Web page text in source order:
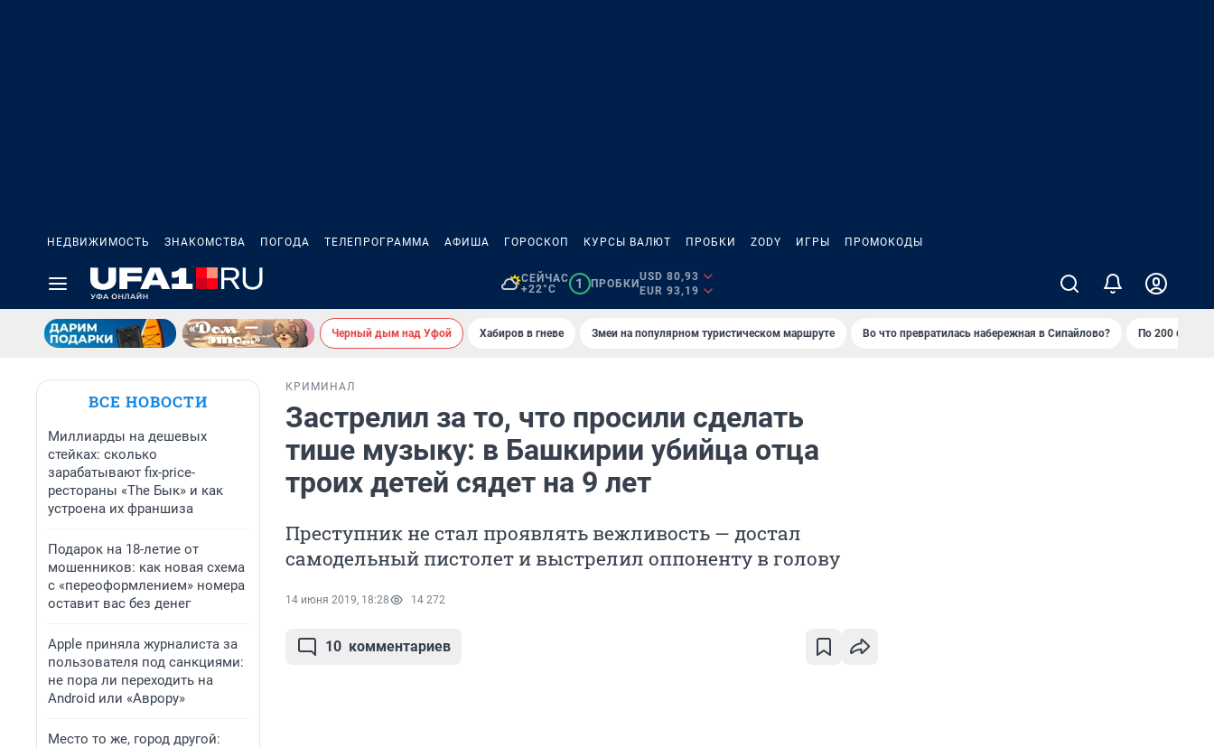
НЕДВИЖИМОСТЬ ЗНАКОМСТВА ПОГОДА ТЕЛЕПРОГРАММА АФИША ГОРОСКОП КУРСЫ ВАЛЮТ ПРОБКИ ZODY ИГРЫ ПРОМОКОДЫ
СЕЙЧАС
+22°C
1 ПРОБКИ
USD 80,93
EUR 93,19
Черный дым над Уфой Хабиров в гневе Змеи на популярном туристическом маршруте Во что превратилась набережная в Сипайлово? По 200
ВСЕ НОВОСТИ
Миллиарды на дешевых
стейках: сколько
зарабатывают fix-price-
рестораны «The Бык» и как
устроена их франшиза
Подарок на 18-летие от
мошенников: как новая схема
с «переоформлением» номера
оставит вас без денег
Apple приняла журналиста за
пользователя под санкциями:
не пора ли переходить на
Android или «Аврору»
Место то же, город другой:
КРИМИНАЛ
Застрелил за то, что просили сделать
тише музыку: в Башкирии убийца отца
троих детей сядет на 9 лет
Преступник не стал проявлять вежливость — достал
самодельный пистолет и выстрелил оппоненту в голову
14 июня 2019, 18:28 14 272
10 комментариев